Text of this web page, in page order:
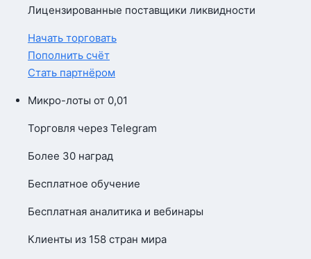
Лицензированные поставщики ликвидности
Начать торговать
Пополнить счёт
Стать партнёром
Микро-лоты от 0,01
Торговля через Telegram
Более 30 наград
Бесплатное обучение
Бесплатная аналитика и вебинары
Клиенты из 158 стран мира